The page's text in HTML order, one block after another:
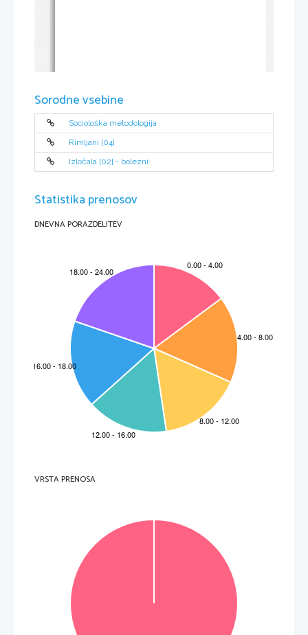
Sorodne vsebine
Sociološka metodologija
Rimljani [04]
Izločala [02] - bolezni
Statistika prenosov
DNEVNA PORAZDELITEV
VRSTA PRENOSA